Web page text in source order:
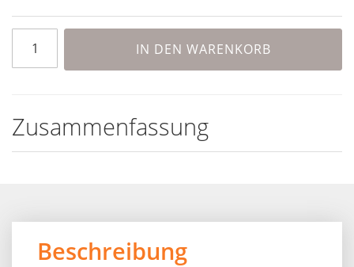
IN DEN WARENKORB
Zusammenfassung
Beschreibung